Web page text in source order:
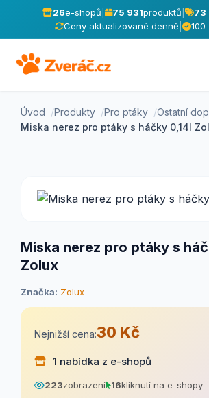
26e-shopů 75 931produktů 73
Ceny aktualizované denně
100
Úvod Produkty Pro ptáky
Ostatní
Miska nerez pro ptáky s háčky 0,14l
Miska nerez pro ptáky s
Zolux
Značka: Zolux
Nejnižší cena:30 Kč
1 nabídka z e-shopů
223zobrazení 16kliknutí na e-shopy